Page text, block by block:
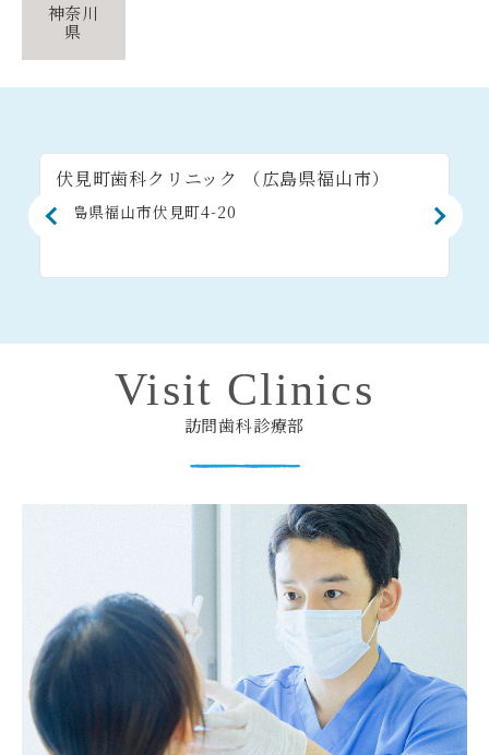
神奈川
県
伏見町歯科クリニック （広島県福山市）
広島県福山市伏見町4-20
Visit Clinics
訪問歯科診療部